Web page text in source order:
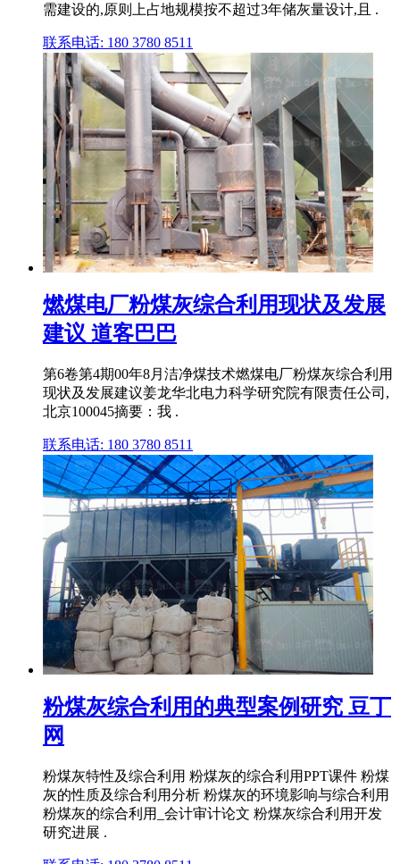
需建设的,原则上占地规模按不超过3年储灰量设计,且 .
联系电话: 180 3780 8511
燃煤电厂粉煤灰综合利用现状及发展
建议 道客巴巴
第6卷第4期00年8月洁净煤技术燃煤电厂粉煤灰综合利用
现状及发展建议姜龙华北电力科学研究院有限责任公司,
北京100045摘要：我 .
联系电话: 180 3780 8511
粉煤灰综合利用的典型案例研究 豆丁
网
粉煤灰特性及综合利用 粉煤灰的综合利用PPT课件 粉煤
灰的性质及综合利用分析 粉煤灰的环境影响与综合利用
粉煤灰的综合利用_会计审计论文 粉煤灰综合利用开发
研究进展 .